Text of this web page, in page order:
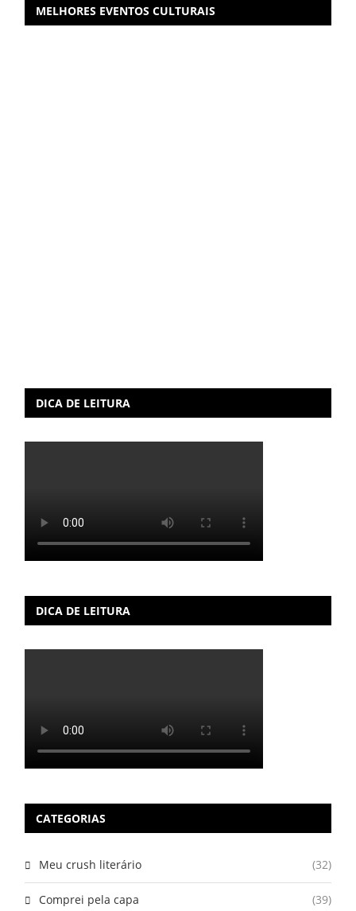
MELHORES EVENTOS CULTURAIS
DICA DE LEITURA
DICA DE LEITURA
CATEGORIAS
Meu crush literário (32)
Comprei pela capa (39)